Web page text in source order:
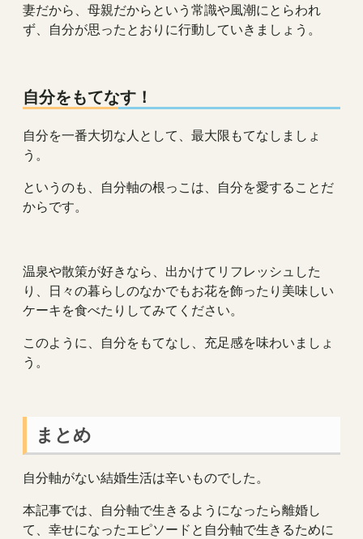
妻だから、母親だからという常識や風潮にとらわれ
ず、自分が思ったとおりに行動していきましょう。
自分をもてなす！
自分を一番大切な人として、最大限もてなしましょ
う。
というのも、自分軸の根っこは、自分を愛することだ
からです。
温泉や散策が好きなら、出かけてリフレッシュした
り、日々の暮らしのなかでもお花を飾ったり美味しい
ケーキを食べたりしてみてください。
このように、自分をもてなし、充足感を味わいましょ
う。
まとめ
自分軸がない結婚生活は辛いものでした。
本記事では、自分軸で生きるようになったら離婚し
て、幸せになったエピソードと自分軸で生きるために